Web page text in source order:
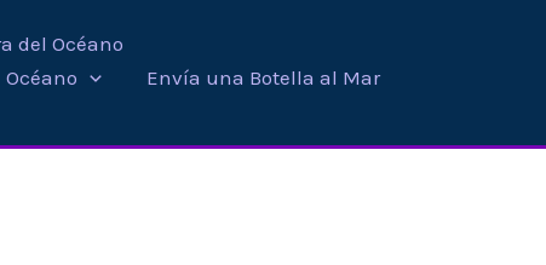
del Océano
Envía una Botella al Mar